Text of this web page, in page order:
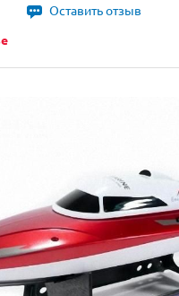
Оставить отзыв